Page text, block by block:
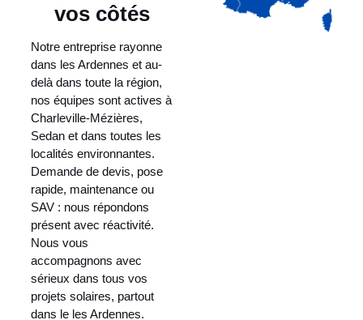
vos côtés
Notre entreprise rayonne
dans les Ardennes et au-
delà dans toute la région,
nos équipes sont actives à
Charleville-Mézières,
Sedan et dans toutes les
localités environnantes.
Demande de devis, pose
rapide, maintenance ou
SAV : nous répondons
présent avec réactivité.
Nous vous
accompagnons avec
sérieux dans tous vos
projets solaires, partout
dans le les Ardennes.